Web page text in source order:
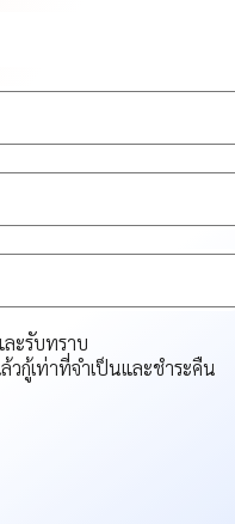
ะรับทราบ
วกู้เท่าที่จำเป็นและชำระคืน